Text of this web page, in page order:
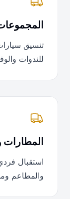
تنسيق
للندوات
المطارات
استقبال
والمطاعم